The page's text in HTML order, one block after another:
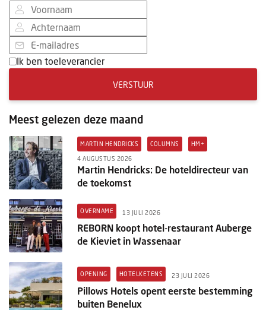
Ik ben toeleverancier
VERSTUUR
Meest gelezen deze maand
MARTIN HENDRICKS COLUMNS HM+
4 AUGUSTUS 2026
Martin Hendricks: De hoteldirecteur van
de toekomst
OVERNAME 13 JULI 2026
REBORN koopt hotel-restaurant Auberge
de Kieviet in Wassenaar
OPENING HOTELKETENS 23 JULI 2026
Pillows Hotels opent eerste bestemming
buiten Benelux